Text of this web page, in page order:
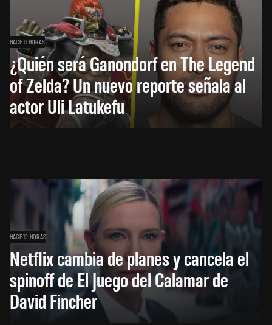
HACE 11 HORAS
¿Quién será Ganondorf en The Legend
of Zelda? Un nuevo reporte señala al
actor Uli Latukefu
HACE 12 HORAS
Netflix cambia de planes y cancela el
spinoff de El Juego del Calamar de
David Fincher